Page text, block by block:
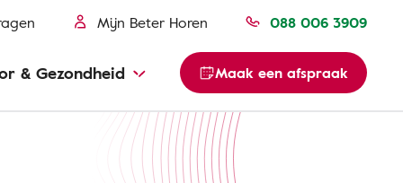
Mijn Beter Horen 088 006 3909
& Gezondheid Maak een afspraak